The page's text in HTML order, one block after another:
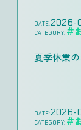
DATE:2026-
CATEGORY: ＃
夏季休業の
DATE:2026-
CATEGORY: ＃